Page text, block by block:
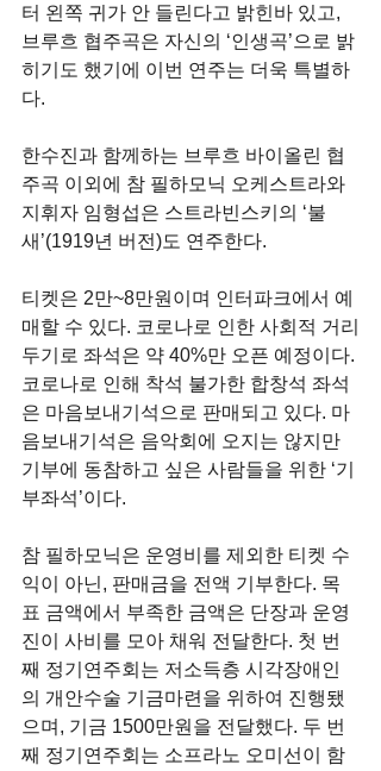
터 왼쪽 귀가 안 들린다고 밝힌바 있고,
브루흐 협주곡은 자신의 ‘인생곡’으로 밝
히기도 했기에 이번 연주는 더욱 특별하
다.
한수진과 함께하는 브루흐 바이올린 협
주곡 이외에 참 필하모닉 오케스트라와
지휘자 임형섭은 스트라빈스키의 ‘불
새’(1919년 버전)도 연주한다.
티켓은 2만~8만원이며 인터파크에서 예
매할 수 있다. 코로나로 인한 사회적 거리
두기로 좌석은 약 40%만 오픈 예정이다.
코로나로 인해 착석 불가한 합창석 좌석
은 마음보내기석으로 판매되고 있다. 마
음보내기석은 음악회에 오지는 않지만
기부에 동참하고 싶은 사람들을 위한 ‘기
부좌석’이다.
참 필하모닉은 운영비를 제외한 티켓 수
익이 아닌, 판매금을 전액 기부한다. 목
표 금액에서 부족한 금액은 단장과 운영
진이 사비를 모아 채워 전달한다. 첫 번
째 정기연주회는 저소득층 시각장애인
의 개안수술 기금마련을 위하여 진행됐
으며, 기금 1500만원을 전달했다. 두 번
째 정기연주회는 소프라노 오미선이 함